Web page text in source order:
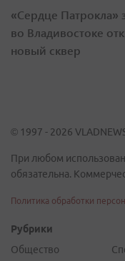
«Сердце Патрокла»
во Владивостоке
новый сквер
© 1997 - 2026
При любом
обязательна.
Политика обработки
Рубрики
Общество